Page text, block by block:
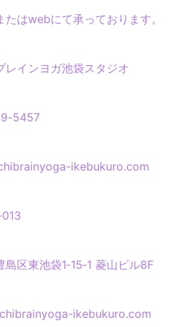
たはwebにて承っております。
レインヨガ池袋スタジオ
5457
ikebukuro.com
島区東池袋1‐15‐1 菱山ビル8F
ikebukuro.com